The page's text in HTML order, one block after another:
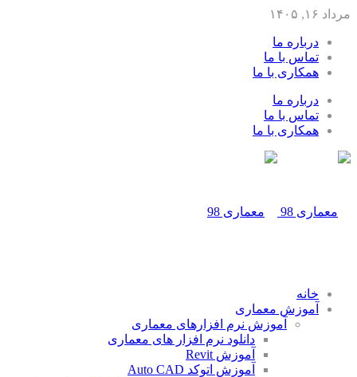
مرداد ۱۶, ۱۴۰۵
درباره ما
تماس با ما
همکاری با ما
درباره ما
تماس با ما
همکاری با ما
خانه
آموزش معماری
آموزش نرم افزارهای معماری
دانلود نرم افزار های معماری
آموزش Revit
آموزش اتوکد Auto CAD